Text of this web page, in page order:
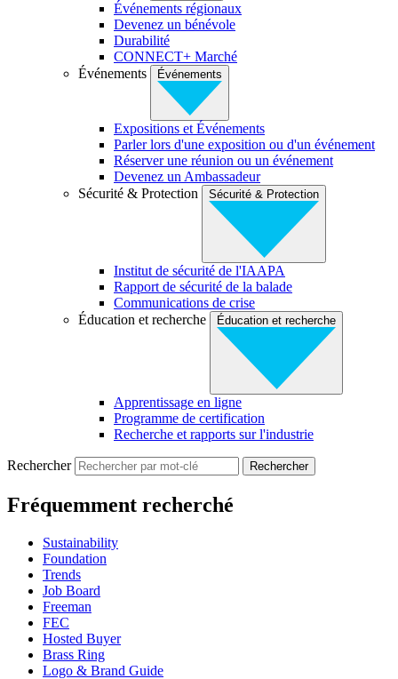
Événements régionaux
Devenez un bénévole
Durabilité
CONNECT+ Marché
Événements
Événements
Expositions et Événements
Parler lors d'une exposition ou d'un événement
Réserver une réunion ou un événement
Devenez un Ambassadeur
Sécurité & Protection
Sécurité & Protection
Institut de sécurité de l'IAAPA
Rapport de sécurité de la balade
Communications de crise
Éducation et recherche
Éducation et recherche
Apprentissage en ligne
Programme de certification
Recherche et rapports sur l'industrie
Rechercher
Fréquemment recherché
Sustainability
Foundation
Trends
Job Board
Freeman
FEC
Hosted Buyer
Brass Ring
Logo & Brand Guide